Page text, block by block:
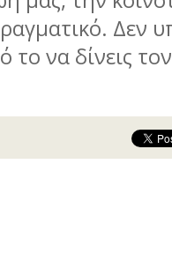
Δεν
το να δίνεις